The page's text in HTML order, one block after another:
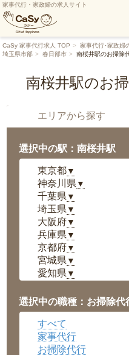
家事代行・家政婦の求人サイト
CaSy 家事代行求人 TOP 家事代行･家政婦
埼玉県市部
春日部市 南桜井駅のお掃除
南桜井駅のお
エリアから探す
選択中の駅：南桜井駅
東京都▼
神奈川県 ▼
千葉県 ▼
埼玉県 ▼
大阪府▼
兵庫県 ▼
京都府▼
宮城県 ▼
愛知県 ▼
岡山県▼
広島県▼
沖縄県
選択中の職種：お掃除代
すべて
家事代行
お掃除代行